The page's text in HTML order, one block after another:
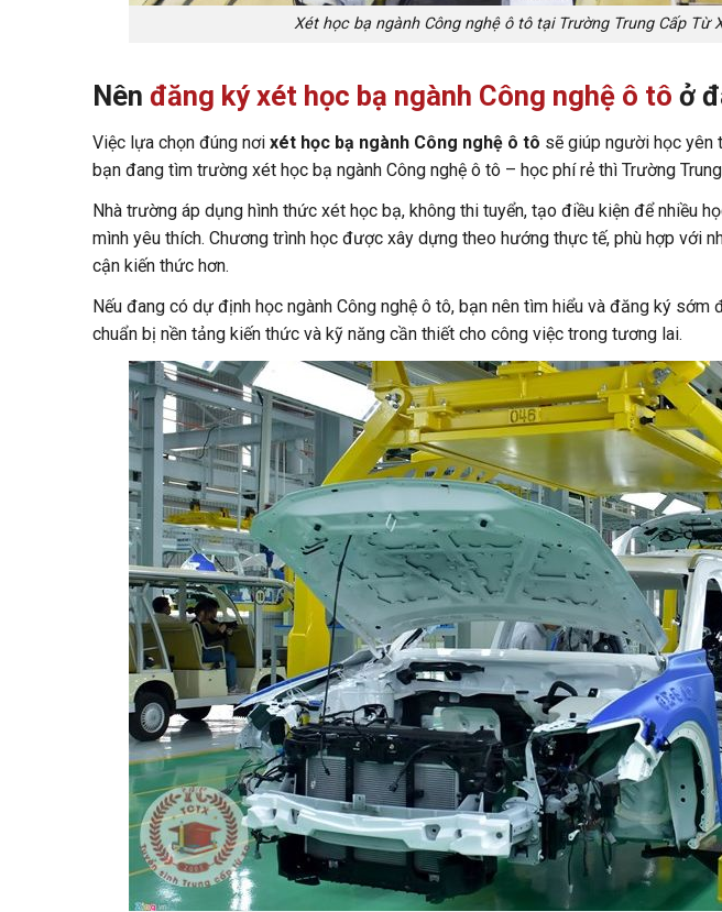
Xét học bạ ngành Công nghệ ô tô tại Trường Trung Cấp Từ
Nên đăng ký xét học bạ ngành Công nghệ ô tô ở
Việc lựa chọn đúng nơi xét học bạ ngành Công nghệ ô tô sẽ giúp người học yên
bạn đang tìm trường xét học bạ ngành Công nghệ ô tô – học phí rẻ thì Trường
Nhà trường áp dụng hình thức xét học bạ, không thi tuyển, tạo điều kiện để nhiều
mình yêu thích. Chương trình học được xây dựng theo hướng thực tế, phù hợp với
cận kiến thức hơn.
Nếu đang có dự định học ngành Công nghệ ô tô, bạn nên tìm hiểu và đăng ký
chuẩn bị nền tảng kiến thức và kỹ năng cần thiết cho công việc trong tương lai.